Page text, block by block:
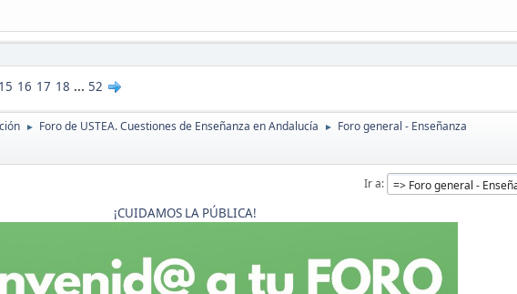
15 16 17 18 ... 52
► Foro de USTEA. Cuestiones de Enseñanza en Andalucía ► Foro general - Enseñanza
Ir a
¡CUIDAMOS LA PÚBLICA!